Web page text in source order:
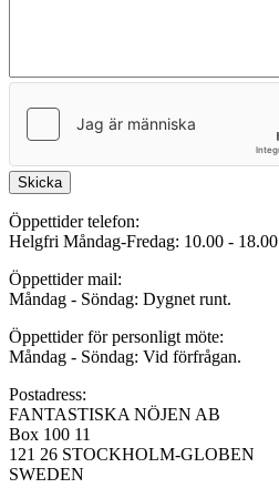
Skicka
Öppettider telefon:
Helgfri Måndag-Fredag: 10.00 - 18.00
Öppettider mail:
Måndag - Söndag: Dygnet runt.
Öppettider för personligt möte:
Måndag - Söndag: Vid förfrågan.
Postadress:
FANTASTISKA NÖJEN AB
Box 100 11
121 26 STOCKHOLM-GLOBEN
SWEDEN